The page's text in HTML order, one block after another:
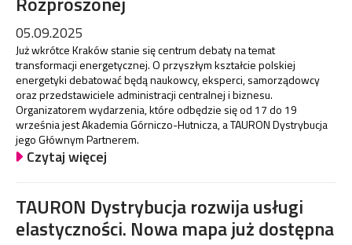
05.09.2025
Już wkrótce Kraków stanie się centrum debaty na temat
transformacji energetycznej. O przyszłym kształcie polskiej
energetyki debatować będą naukowcy, eksperci, samorządowcy
oraz przedstawiciele administracji centralnej i biznesu.
Organizatorem wydarzenia, które odbędzie się od 17 do 19
września jest Akademia Górniczo-Hutnicza, a TAURON Dystrybucja
jego Głównym Partnerem.
Czytaj więcej
TAURON Dystrybucja rozwija usługi
elastyczności. Nowa mapa już dostępna